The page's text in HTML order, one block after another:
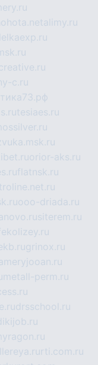
alimy.ru
c.ru
tesiaes.ru
orior-aks.ru
flatnsk.ru
ooo-driada.ru
siterem.ru
grinox.ru
metall-perm.ru
drsschool.ru
rti.com.ru